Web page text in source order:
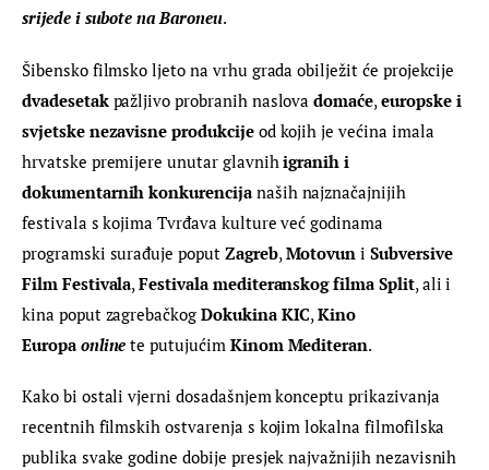
srijede i subote na Baroneu.
Šibensko filmsko ljeto na vrhu grada obilježit će projekcije
dvadesetak pažljivo probranih naslova domaće, europske i
svjetske nezavisne produkcije od kojih je većina imala
hrvatske premijere unutar glavnih igranih i
dokumentarnih konkurencija naših najznačajnijih
festivala s kojima Tvrđava kulture već godinama
programski surađuje poput Zagreb, Motovun i Subversive
Film Festivala, Festivala mediteranskog filma Split, ali i
kina poput zagrebačkog Dokukina KIC, Kino
Europa online te putujućim Kinom Mediteran.
Kako bi ostali vjerni dosadašnjem konceptu prikazivanja
recentnih filmskih ostvarenja s kojim lokalna filmofilska
publika svake godine dobije presjek najvažnijih nezavisnih